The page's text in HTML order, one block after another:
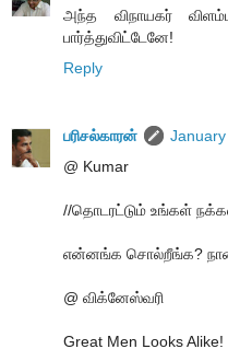
அந்த விநாயகர்
பார்த்துவிட்டேனே!
Reply
பரிசல்காரன்
@ Kumar
//தொடரட்டும் உங்கள்
என்னங்க சொல்றீங்க?
@ விக்னேஸ்வரி
Great Men Looks Alike!